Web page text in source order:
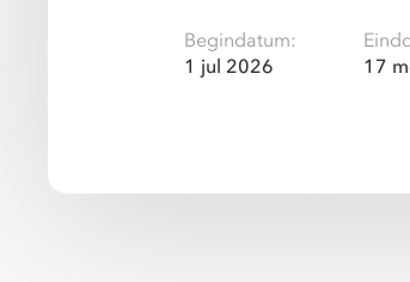
Begindatum:
1 jul 2026
17